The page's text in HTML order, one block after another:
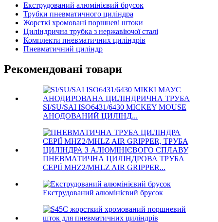
Екструдований алюмінієвий брусок
Трубки пневматичного циліндра
Жорсткі хромовані поршневі штоки
Циліндрична трубка з нержавіючої сталі
Комплекти пневматичних циліндрів
Пневматичний циліндр
Рекомендовані товари
SI/SU/SAI ISO6431/6430 MICKEY MOUSE
АНОДОВАНИЙ ЦИЛІНД...
ПНЕВМАТИЧНА ЦИЛІНДРОВА ТРУБА
СЕРІЇ MHZ2/MHLZ AIR GRIPPER...
Екструдований алюмінієвий брусок